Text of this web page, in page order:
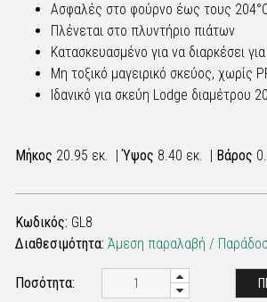
Ασφαλές στο φούρνο έως τους
Πλένεται στο πλυντήριο πιάτων
Κατασκευασμένο για να διαρκέσει
Μη τοξικό μαγειρικό σκεύος, χωρίς
Ιδανικό για σκεύη Lodge διαμέτρου
Μήκος 20.95 εκ. |Ύψος 8.40 εκ. | Βάρος
Κωδικός: GL8
Διαθεσιμότητα: Άμεση παραλαβή /
Ποσότητα: